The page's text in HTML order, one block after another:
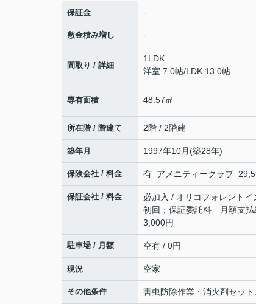
保証金 -
敷金積み増し -
間取り / 詳細
1LDK
洋室 7.0帖/LDK 13.0帖
専有面積 48.57㎡
所在階 / 階建て 2階 / 2階建
築年月 1997年10月(築28年)
保険会社 / 料金 有 アメニティークラブ
保証会社 / 料金
必加入 / オリコフォレントイ
初回：保証委託料 月額支払
3,000円
駐車場 / 月額 空有 / 0円
現況 空家
その他条件 害虫防除作業・消火剤セッ